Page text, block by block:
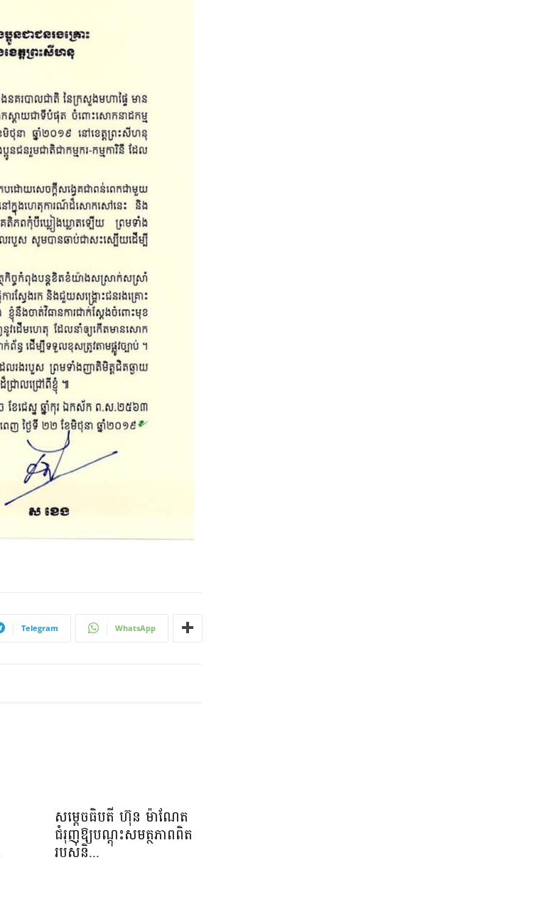
Telegram WhatsApp
សម្តេចធិបតី ហ៊ុន ម៉ាណែត
ជំរុញឱ្យបណ្តុះសមត្ថភាពពិត
របស់និ...